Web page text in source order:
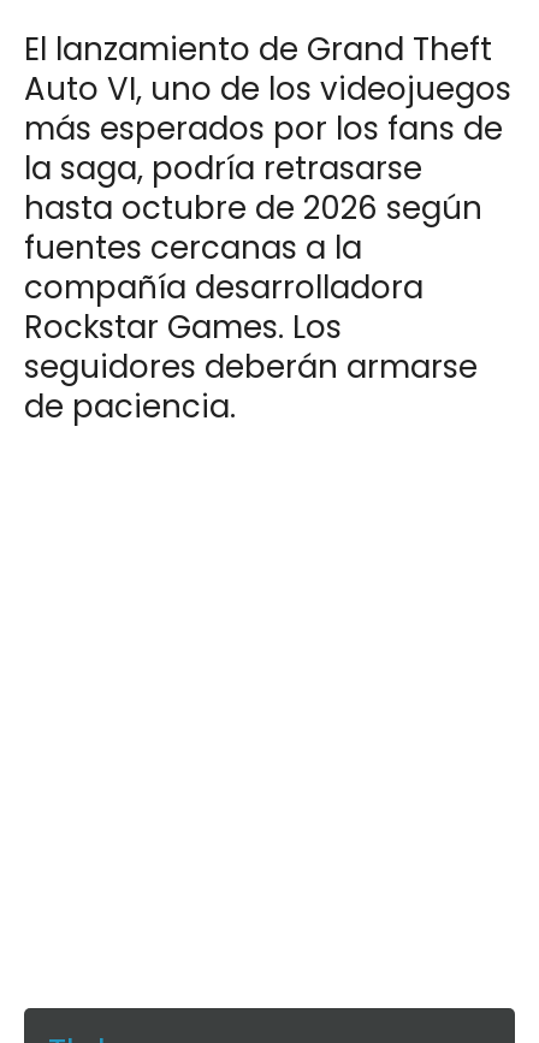
El lanzamiento de Grand Theft
Auto VI, uno de los videojuegos
más esperados por los fans de
la saga, podría retrasarse
hasta octubre de 2026 según
fuentes cercanas a la
compañía desarrolladora
Rockstar Games. Los
seguidores deberán armarse
de paciencia.